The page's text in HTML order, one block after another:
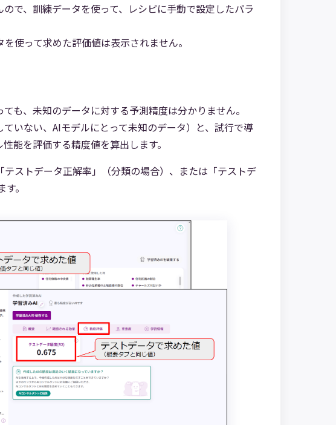
で、訓練データを使って、レシピに手動で設定したパラ
使って求めた評価値は表示されません。
も、未知のデータに対する予測精度は分かりません。
いない、AIモデルにとって未知のデータ）と、試行で導
能を評価する精度値を算出します。
ストデータ正解率」（分類の場合）、または「テストデ
。